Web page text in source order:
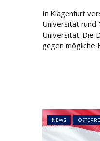
In Klagenfurt
Universität rund
Universität. Die
gegen mögliche
NEWS